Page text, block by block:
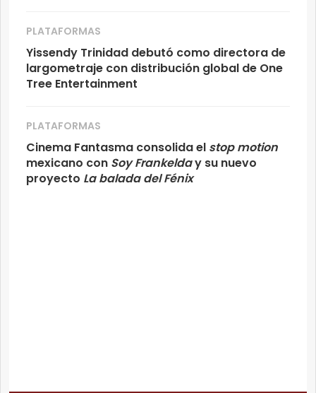
PLATAFORMAS
Yissendy Trinidad debutó como directora de
largometraje con distribución global de One
Tree Entertainment
PLATAFORMAS
Cinema Fantasma consolida el stop motion
mexicano con Soy Frankelday su nuevo
proyecto La balada del Fénix